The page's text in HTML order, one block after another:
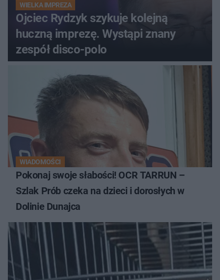
WIELKA IMPREZA
Ojciec Rydzyk szykuje kolejną
huczną imprezę. Wystąpi znany
zespół disco-polo
WIADOMOŚCI
Pokonaj swoje słabości! OCR TARRUN –
Szlak Prób czeka na dzieci i dorosłych w
Dolinie Dunajca